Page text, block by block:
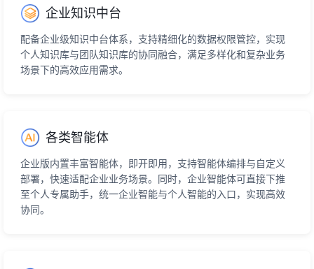
企业知识中台
配备企业级知识中台体系，支持精细化的数据权限管控，实现
个人知识库与团队知识库的协同融合，满足多样化和复杂业务
场景下的高效应用需求。
各类智能体
企业版内置丰富智能体，即开即用，支持智能体编排与自定义
部署，快速适配企业业务场景。同时，企业智能体可直接下推
至个人专属助手，统一企业智能与个人智能的入口，实现高效
协同。